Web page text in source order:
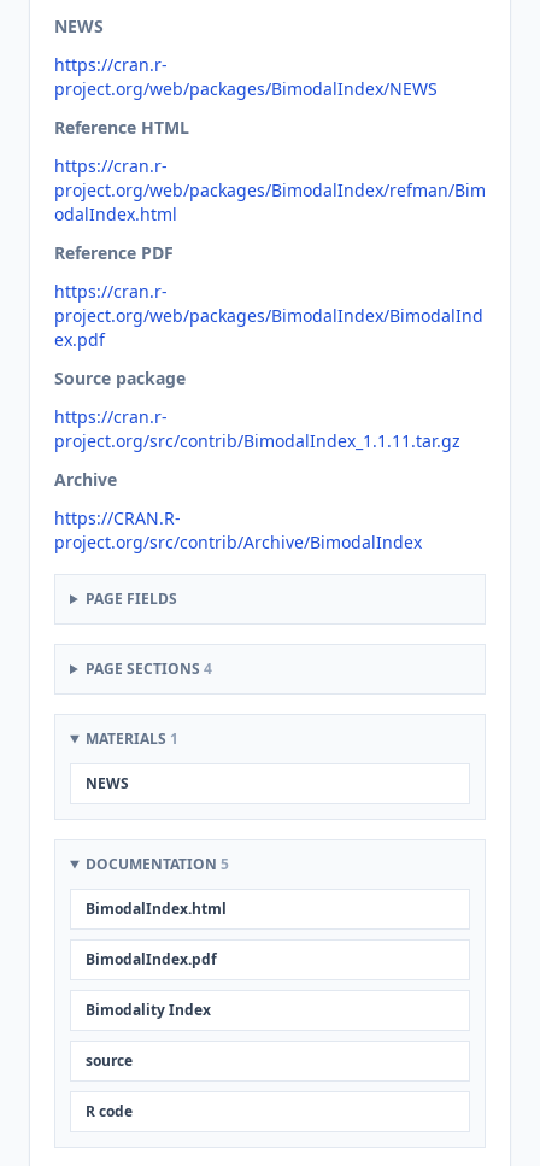
NEWS
https://cran.r-
project.org/web/packages/BimodalIndex/NEWS
Reference HTML
https://cran.r-
project.org/web/packages/BimodalIndex/refman/Bim
odalIndex.html
Reference PDF
https://cran.r-
project.org/web/packages/BimodalIndex/BimodalInd
ex.pdf
Source package
https://cran.r-
project.org/src/contrib/BimodalIndex_1.1.11.tar.gz
Archive
https://CRAN.R-
project.org/src/contrib/Archive/BimodalIndex
PAGE FIELDS
PAGE SECTIONS 4
MATERIALS 1
NEWS
DOCUMENTATION 5
BimodalIndex.html
BimodalIndex.pdf
Bimodality Index
source
R code